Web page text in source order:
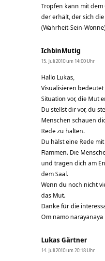
Tropfen kann mit dem
der erhält, der sich
(Wahrheit-Sein-
IchbinMutig
15. Juli 2010 um 14:00 Uhr
Hallo Lukas,
Visualisieren
Situation vor, die Mut
Du stellst dir vor, du
Menschen schauen
Rede zu halten.
Du hälst eine Rede
Flammen. Die
und tragen dich am
dem Saal.
Wenn du noch nicht
das Mut.
Danke für die
Om namo narayanaya
Lukas Gärtner
14. Juli 2010 um 20:18 Uhr